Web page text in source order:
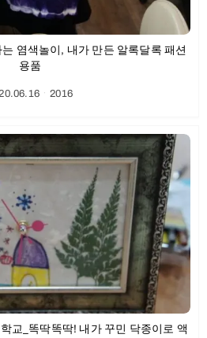
염색놀이, 내가 만든 알록달록 패션
용품
ㆍ2016
교_똑딱똑딱! 내가 꾸민 닥종이로 액